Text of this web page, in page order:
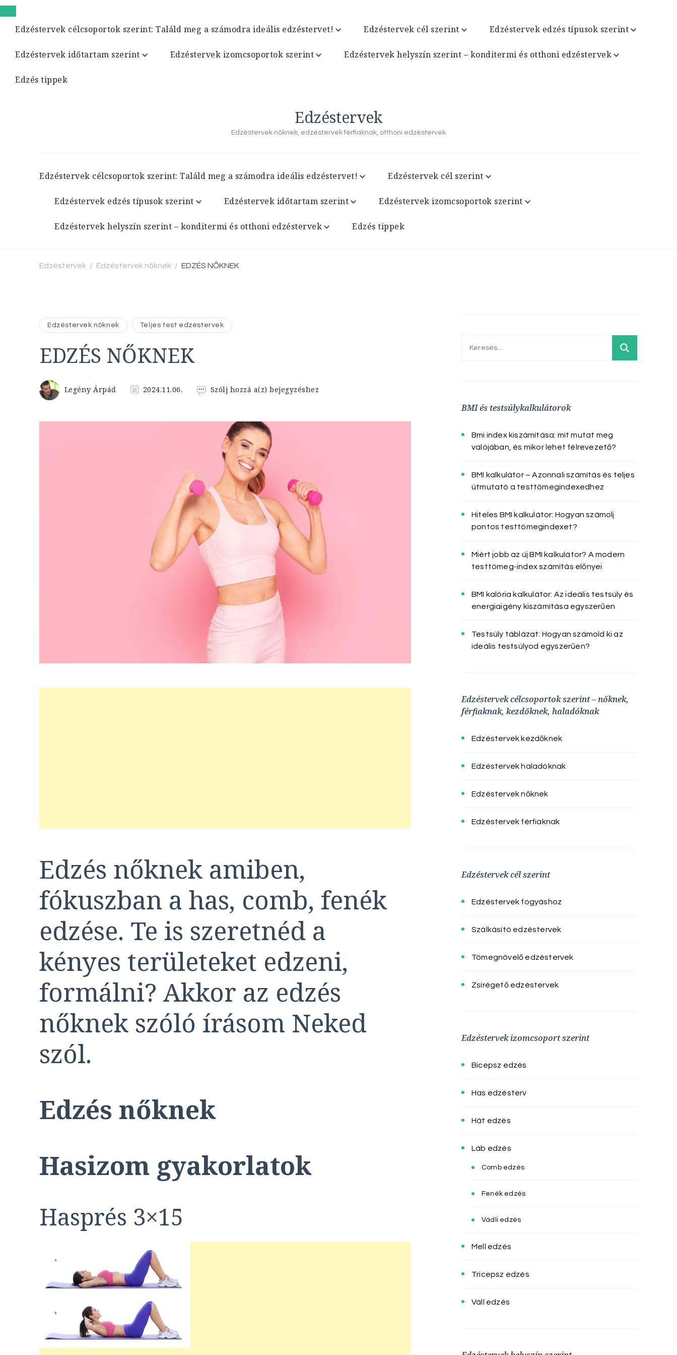
Edzéstervek célcsoportok szerint: Találd meg a számodra ideális edzéstervet! Edzéstervek cél szerint Edzéstervek edzés típusok szerint
Edzéstervek időtartam szerint Edzéstervek izomcsoportok szerint Edzéstervek helyszín szerint – konditermi és otthoni edzéstervek
Edzés tippek
Edzéstervek
Edzéstervek nőknek, edzéstervek férfiaknak, otthoni edzéstervek
Edzéstervek célcsoportok szerint: Találd meg a számodra ideális edzéstervet! Edzéstervek cél szerint
Edzéstervek edzés típusok szerint Edzéstervek időtartam szerint Edzéstervek izomcsoportok szerint
Edzéstervek helyszín szerint – konditermi és otthoni edzéstervek Edzés tippek
Edzéstervek / Edzéstervek nőknek / EDZÉS NŐKNEK
Edzéstervek nőknek Teljes test edzéstervek
EDZÉS NŐKNEK
Legény Árpád 2024.11.06. Szólj hozzá a(z)EDZÉS
bejegyzéshez
Edzés nőknek amiben,
fókuszban a has, comb, fenék
edzése. Te is szeretnéd a
kényes területeket edzeni,
formálni? Akkor az edzés
nőknek szóló írásom Neked
szól.
Edzés nőknek
Hasizom gyakorlatok
Hasprés 3×15
Keresés:
BMI és testsúlykalkulátorok
Bmi index kiszámítása: mit mutat meg
valójában, és mikor lehet félrevezető?
BMI kalkulátor – Azonnali számítás és teljes
útmutató a testtömegindexedhez
Hiteles BMI kalkulátor: Hogyan számolj
pontos testtömegindexet?
Miért jobb az új BMI kalkulátor? A modern
testtömeg-index számítás előnyei
BMI kalória kalkulátor: Az ideális testsúly és
energiaigény kiszámítása egyszerűen
Testsúly táblázat: Hogyan számold ki az
ideális testsúlyod egyszerűen?
Edzéstervek célcsoportok szerint – nőknek,
férfiaknak, kezdőknek, haladóknak
Edzéstervek kezdőknek
Edzéstervek haladóknak
Edzéstervek nőknek
Edzéstervek férfiaknak
Edzéstervek cél szerint
Edzéstervek fogyáshoz
Szálkásító edzéstervek
Tömegnövelő edzéstervek
Zsírégető edzéstervek
Edzéstervek izomcsoport szerint
Bicepsz edzés
Has edzésterv
Hát edzés
Láb edzés
Comb edzés
Fenék edzés
Vádli edzés
Mell edzés
Tricepsz edzés
Váll edzés